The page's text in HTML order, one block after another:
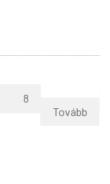
8
Tovább